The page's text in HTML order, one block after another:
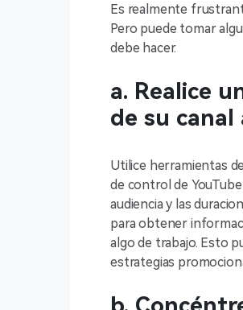
Es realmente
Pero puede tomar
debe hacer.
a. Realice
de su
Utilice herramientas
de control de
audiencia y las
para obtener
algo de trabajo. Esto
estrategias